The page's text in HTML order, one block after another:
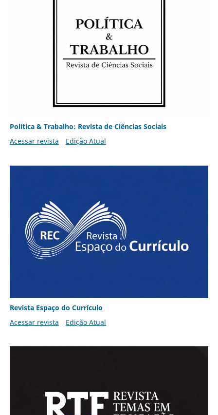
Política & Trabalho: Revista de Ciências Sociais
Acessar revista
Edição Atual
Revista Espaço do Currículo
Acessar revista
Edição Atual